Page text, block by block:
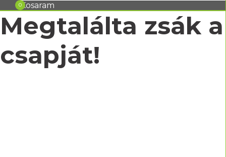
Kosaram
0
Megtalálta zsák a
csapját!